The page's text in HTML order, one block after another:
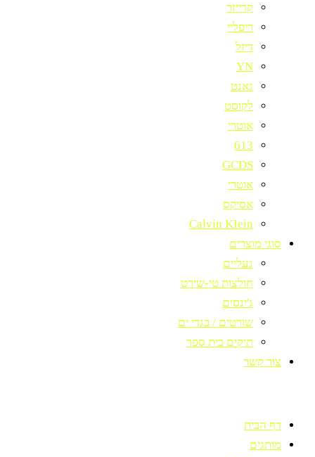
קרייזר
ריפליי
דיזל
YN
גאנט
לקוסט
אוטרי
613
GCDS
אוטרי
אסיקס
Calvin KIein
סוגי מוצרים
נעליים
חולצות טי-שירט
ג'ינסים
שורטים / בגדי ים
תיקים בית ספר
צור קשר
דף הבית
מותגים